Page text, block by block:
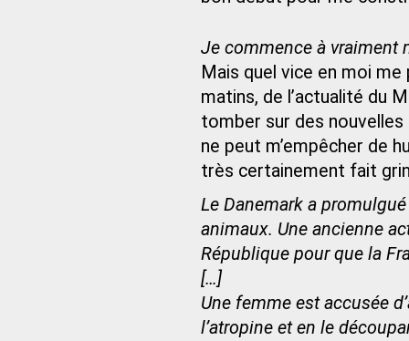
Je commence à vraiment
Mais quel vice en moi
matins, de l’actualité du
tomber sur des nouvelles
ne peut m’empêcher de
très certainement fait
Le Danemark a
animaux. Une ancienne
République pour que la
[…]
Une femme est accusée
l’atropine et en le